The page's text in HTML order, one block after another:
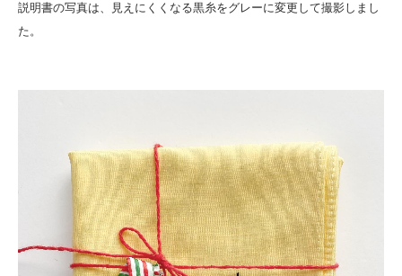
説明書の写真は、見えにくくなる黒糸をグレーに変更して撮影しまし
た。